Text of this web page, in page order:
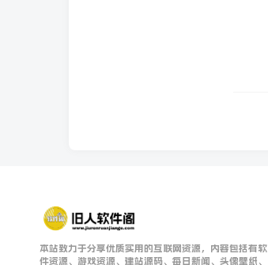
本站致力于分享优质实用的互联网资源，内容包括有软
件资源、游戏资源、建站源码、每日新闻、头像壁纸、